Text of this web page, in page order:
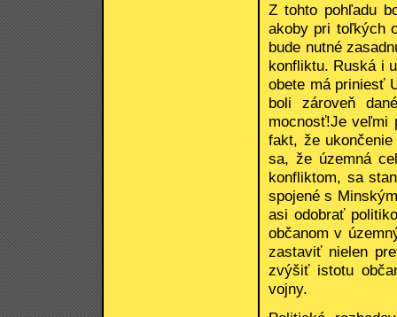
Z tohto pohľadu
akoby pri toľkých
bude nutné
konfliktu. Ruská i
obete má priniesť
boli zároveň
mocnosť!Je veľmi
fakt, že
sa, že územná
konfliktom, sa
spojené s
asi odobrať
občanom v
zastaviť nielen
zvýšiť istotu
vojny.